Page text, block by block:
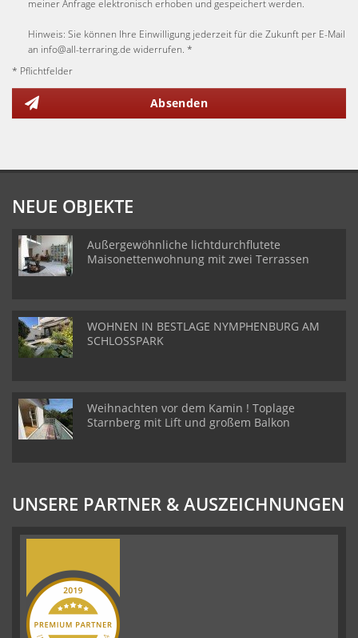
meiner Anfrage elektronisch erhoben und gespeichert werden.
Hinweis: Sie können Ihre Einwilligung jederzeit für die Zukunft per E-Mail
an info@all-terraring.de widerrufen. *
* Pflichtfelder
Absenden
NEUE OBJEKTE
Außergewöhnliche lichtdurchflutete
Maisonettenwohnung mit zwei Terrassen
WOHNEN IN BESTLAGE NYMPHENBURG AM
SCHLOSSPARK
Weihnachten vor dem Kamin ! Toplage
Starnberg mit Lift und großem Balkon
UNSERE PARTNER & AUSZEICHNUNGEN